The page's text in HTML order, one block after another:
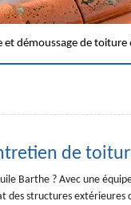
et démoussage de toiture
de
Barthe ? Avec une
des structures extérieures